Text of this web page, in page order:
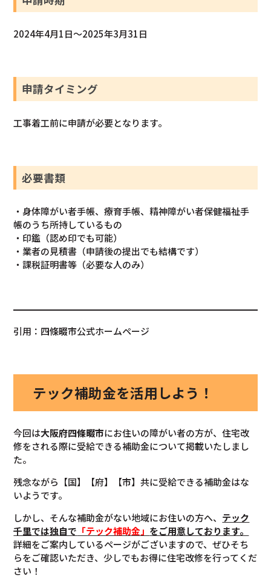
2024年4月1日～2025年3月31日
申請タイミング
工事着工前に申請が必要となります。
必要書類
・身体障がい者手帳、療育手帳、精神障がい者保健福祉手
帳のうち所持しているもの
・印鑑（認め印でも可能）
・業者の見積書（申請後の提出でも結構です）
・課税証明書等（必要な人のみ）
引用：四條畷市公式ホームページ
テック補助金を活用しよう！
今回は大阪府四條畷市にお住いの障がい者の方が、住宅改
修をされる際に受給できる補助金について掲載いたしまし
た。
残念ながら【国】【府】【市】共に受給できる補助金はな
いようです。
しかし、そんな補助金がない地域にお住いの方へ、 テック
千里では独自で 「テック補助金」 をご用意しております。
詳細をご案内しているページがございますので、ぜひそち
らをご確認いただき、少しでもお得に住宅改修を行ってくだ
さい！